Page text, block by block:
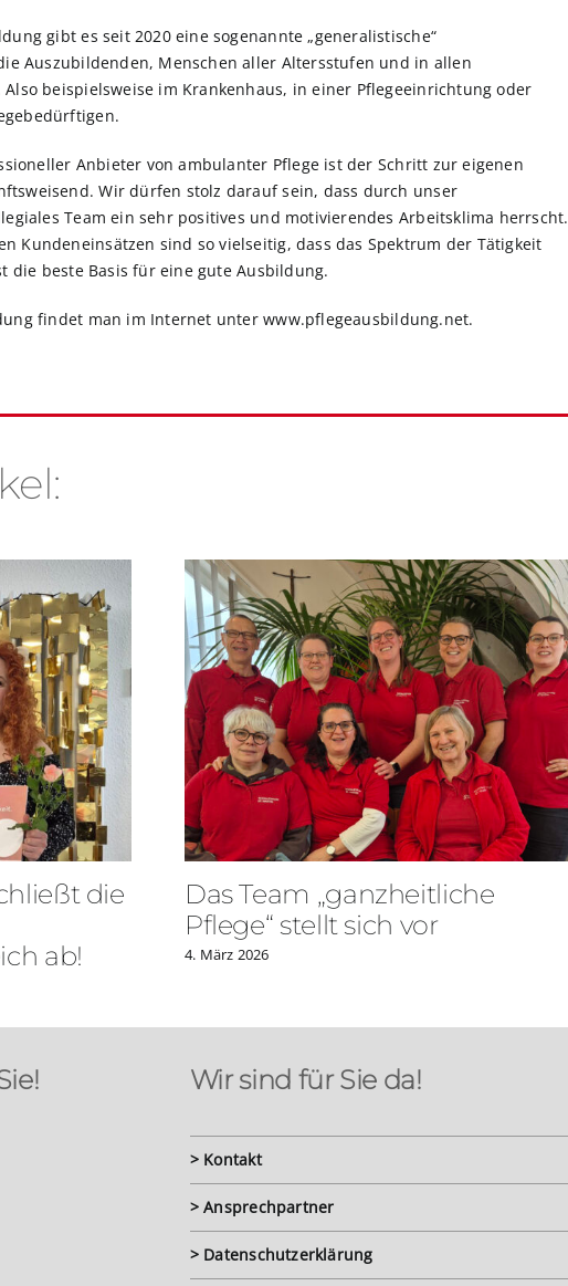
gibt es seit 2020 eine sogenannte „generalistische“
Auszubildenden, Menschen aller Altersstufen und in allen
beispielsweise im Krankenhaus, in einer Pflegeeinrichtung oder
Anbieter von ambulanter Pflege ist der Schritt zur eigenen
Wir dürfen stolz darauf sein, dass durch unser
Team ein sehr positives und motivierendes Arbeitsklima herrscht.
Kundeneinsätzen sind so vielseitig, dass das Spektrum der Tätigkeit
die beste Basis für eine gute Ausbildung.
findet man im Internet unterwww.pflegeausbildung.net.
die
ab!
Das Team „ganzheitliche
Pflege“ stellt sich vor
4. März 2026
Wir sind für Sie da!
> Kontakt
> Ansprechpartner
> Datenschutzerklärung